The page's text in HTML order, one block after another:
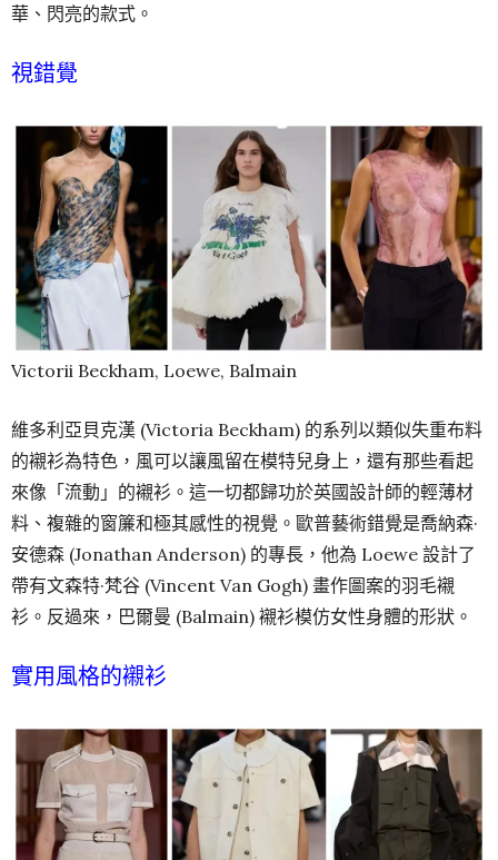
華、閃亮的款式。
視錯覺
Victorii Beckham, Loewe, Balmain
維多利亞貝克漢 (Victoria Beckham) 的系列以類似失重布料
的襯衫為特色，風可以讓風留在模特兒身上，還有那些看起
來像「流動」的襯衫。這一切都歸功於英國設計師的輕薄材
料、複雜的窗簾和極其感性的視覺。歐普藝術錯覺是喬納森·
安德森 (Jonathan Anderson) 的專長，他為 Loewe 設計了
帶有文森特·梵谷 (Vincent Van Gogh) 畫作圖案的羽毛襯
衫。反過來，巴爾曼 (Balmain) 襯衫模仿女性身體的形狀。
實用風格的襯衫